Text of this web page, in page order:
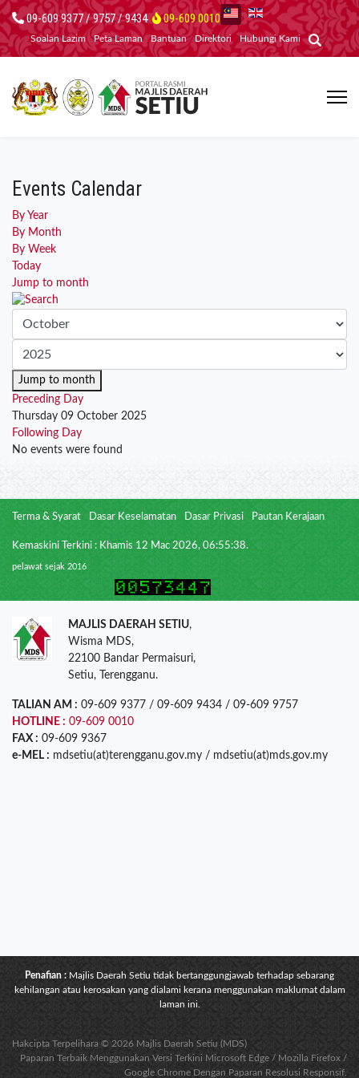
09-609 9377 / 9757 / 9434 09-609 0010
Soalan Lazim Peta Laman Bantuan Direktori Hubungi Kami
Events Calendar
By Year
By Month
By Week
Today
Jump to month
Jump to month
Preceding Day
Thursday 09 October 2025
Following Day
No events were found
Terma & Syarat Dasar Keselamatan Dasar Privasi Pautan Kerajaan
Kemaskini Terkini : Khamis 12 Mac 2026, 06:55:38.
pelawat sejak 2016
MAJLIS DAERAH SETIU,
Wisma MDS,
22100 Bandar Permaisuri,
Setiu, Terengganu.
TALIAN AM : 09-609 9377 / 09-609 9434 / 09-609 9757
HOTLINE : 09-609 0010
FAX : 09-609 9367
e-MEL : mdsetiu(at)terengganu.gov.my / mdsetiu(at)mds.gov.my
Penafian : Majlis Daerah Setiu tidak bertanggungjawab terhadap sebarang
kehilangan atau kerosakan yang dialami kerana menggunakan maklumat dalam
laman ini.
Hakcipta Terpelihara © 2026 Majlis Daerah Setiu (MDS)
Paparan Terbaik Menggunakan Versi Terkini Microsoft Edge / Mozilla Firefox /
Google Chrome Dengan Paparan Resolusi Responsif.